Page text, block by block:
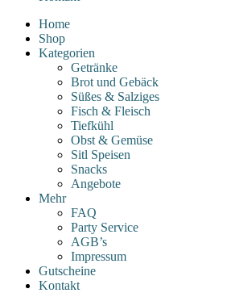
Home
Shop
Kategorien
Getränke
Brot und Gebäck
Süßes & Salziges
Fisch & Fleisch
Tiefkühl
Obst & Gemüse
Sitl Speisen
Snacks
Angebote
Mehr
FAQ
Party Service
AGB’s
Impressum
Gutscheine
Kontakt